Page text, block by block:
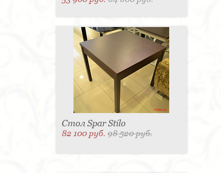
Стол Spar Stilo
82 100 руб.98 520 руб.